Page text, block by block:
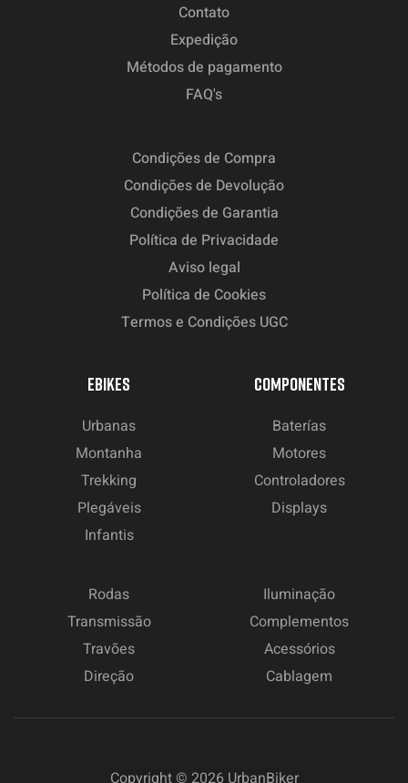
Contato
Expedição
Métodos de pagamento
FAQ's
Condições de Compra
Condições de Devolução
Condições de Garantia
Política de Privacidade
Aviso legal
Política de Cookies
Termos e Condições UGC
EBIKES
Urbanas
Montanha
Trekking
Plegáveis
Infantis
COMPONENTES
Baterías
Motores
Controladores
Displays
Rodas
Transmissão
Travões
Direção
Iluminação
Complementos
Acessórios
Cablagem
Copyright © 2026 UrbanBiker